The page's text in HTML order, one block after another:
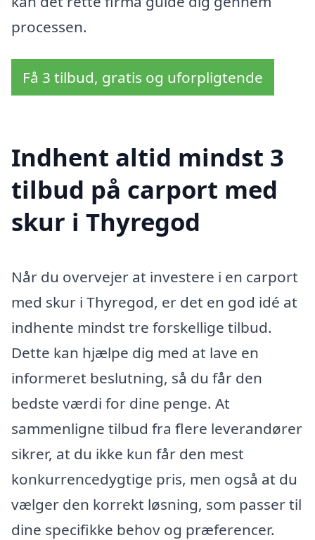
processen.
Få 3 tilbud, gratis og uforpligtende
Indhent altid mindst 3
tilbud på carport med
skur i Thyregod
Når du overvejer at investere i en carport
med skur i Thyregod, er det en god idé at
indhente mindst tre forskellige tilbud.
Dette kan hjælpe dig med at lave en
informeret beslutning, så du får den
bedste værdi for dine penge. At
sammenligne tilbud fra flere leverandører
sikrer, at du ikke kun får den mest
konkurrencedygtige pris, men også at du
vælger den korrekt løsning, som passer til
dine specifikke behov og præferencer.